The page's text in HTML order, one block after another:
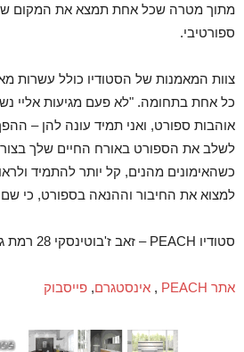
מתוך מטרה שכל אחת תמצא את המקום
ספורטיבי.
צוות המאמנות של הסטודיו כולל עשרות
כל אחת בתחומה. "לא פעם מגיעות אליי
אוהבות ספורט, ואני תמיד עונה להן –
לשלב את הספורט באורח החיים שלך
כשהאימונים מהנים, קל יותר להתמיד
למצוא את החיבור וההנאה בספורט, כי
סטודיו PEACH – זאב ז'בוטינסקי 28 רמת גן טלפון 054-3971138
אתר PEACH
, אינסטגרם, פייסבוק